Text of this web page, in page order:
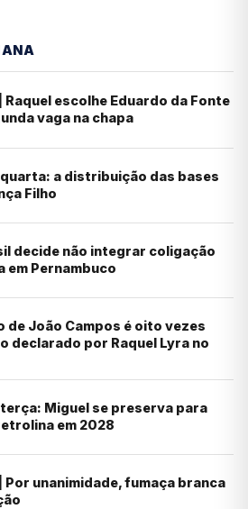
Raquel escolhe Eduardo da Fonte
vaga na chapa
quarta: a distribuição das bases
Filho
decide não integrar coligação
em Pernambuco
de João Campos é oito vezes
declarado por Raquel Lyra no
terça: Miguel se preserva para
em 2028
Por unanimidade, fumaça branca